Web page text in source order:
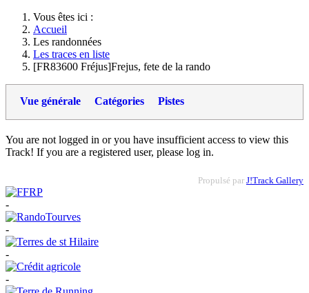
Vous êtes ici :
Accueil
Les randonnées
Les traces en liste
[FR83600 Fréjus]Frejus, fete de la rando
Vue générale Catégories Pistes
You are not logged in or you have insufficient access to view this
Track! If you are a registered user, please log in.
Propulsé par J!Track Gallery
-
-
-
-